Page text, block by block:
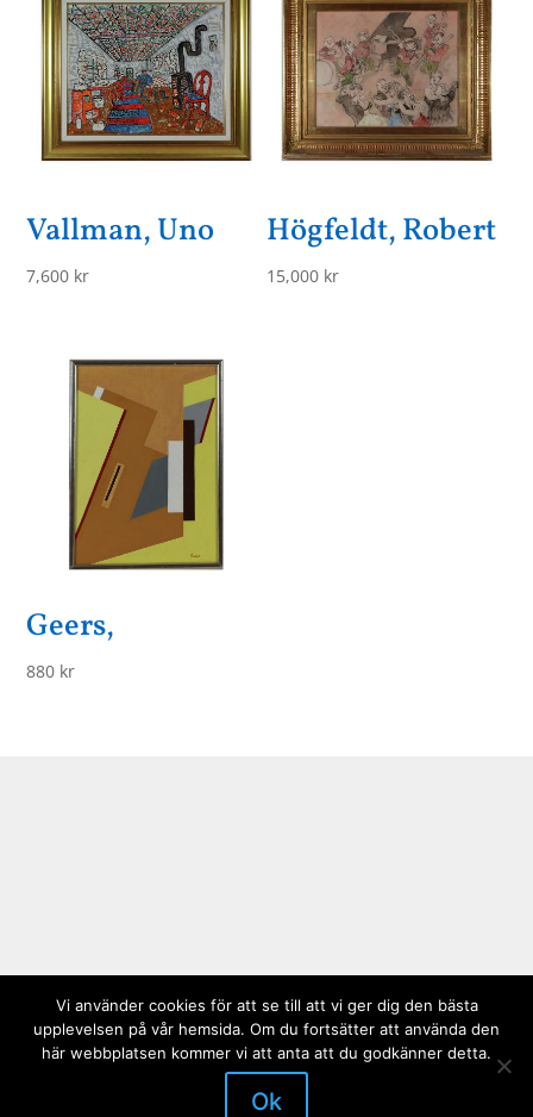
Vallman, Uno
7,600 kr
Högfeldt, Robert
15,000 kr
Geers,
880 kr
Vi använder cookies för att se till att vi ger dig den bästa
upplevelsen på vår hemsida. Om du fortsätter att använda den
här webbplatsen kommer vi att anta att du godkänner detta.
Ok